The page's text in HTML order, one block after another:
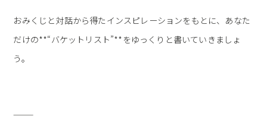
おみくじと対話から得たインスピレーションをもとに、あなた
だけの**“バケットリスト”**をゆっくりと書いていきましょ
う。
⸻